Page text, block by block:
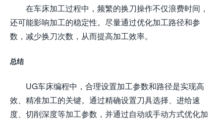
在车床加工过程中，频繁的换刀操作不仅浪费时间，
还可能影响加工的稳定性。尽量通过优化加工路径和参
数，减少换刀次数，从而提高加工效率。
总结
UG车床编程中，合理设置加工参数和路径是实现高
效、精准加工的关键。通过精确设置刀具选择、进给速
度、切削深度等加工参数，并通过自动或手动方式优化加